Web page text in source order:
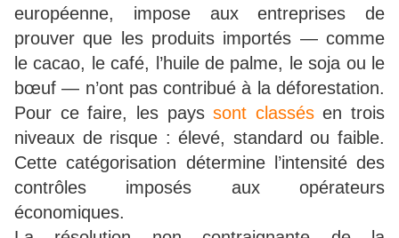
européenne, impose aux entreprises de
prouver que les produits importés — comme
le cacao, le café, l’huile de palme, le soja ou le
bœuf — n’ont pas contribué à la déforestation.
Pour ce faire, les payssont classésen trois
niveaux de risque : élevé, standard ou faible.
Cette catégorisation détermine l’intensité des
contrôles imposés aux opérateurs
économiques.